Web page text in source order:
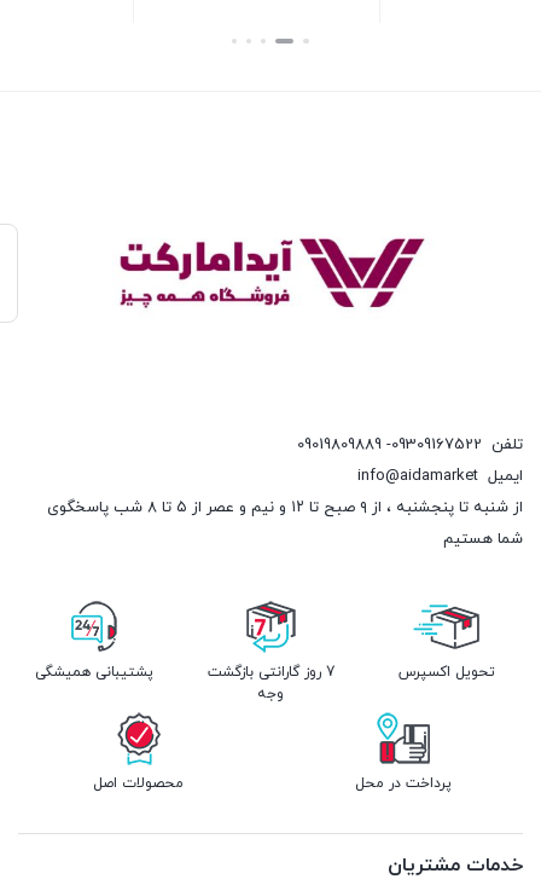
تلفن 09309167522- 09019809889
ایمیل info@aidamarket
از شنبه تا پنجشنبه ، از ۹ صبح تا ۱۲ و نیم و عصر از ۵ تا ۸ شب پاسخگوی
شما هستیم
تحویل اکسپرس
7 روز گارانتی بازگشت
وجه
پشتیبانی همیشگی
پرداخت در محل محصولات اصل
خدمات مشتریان